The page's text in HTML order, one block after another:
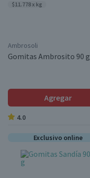
$11.778 x kg
Ambrosoli
Gomitas Ambrosito 90 g
Agregar
4.0
Exclusivo online